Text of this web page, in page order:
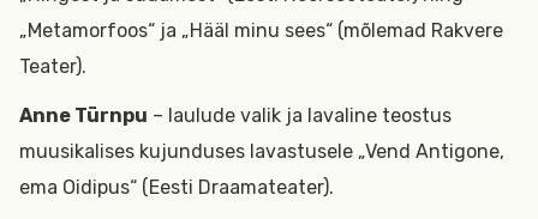
„Metamorfoos“ ja „Hääl minu sees“ (mõlemad Rakvere
Teater).
Anne Türnpu – laulude valik ja lavaline teostus
muusikalises kujunduses lavastusele „Vend Antigone,
ema Oidipus“ (Eesti Draamateater).